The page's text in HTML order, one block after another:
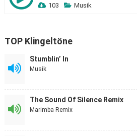
103 Musik
TOP Klingeltöne
Stumblin’ In
Musik
The Sound Of Silence Remix
Marimba Remix